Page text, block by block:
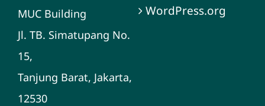
MUC Building
Jl. TB. Simatupang No.
15,
Tanjung Barat, Jakarta,
12530
WordPress.org